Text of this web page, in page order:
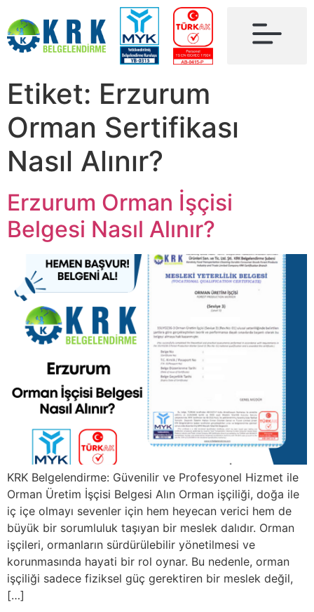
Etiket: Erzurum
Orman Sertifikası
Nasıl Alınır?
Erzurum Orman İşçisi
Belgesi Nasıl Alınır?
KRK Belgelendirme: Güvenilir ve Profesyonel Hizmet ile
Orman Üretim İşçisi Belgesi Alın Orman işçiliği, doğa ile
iç içe olmayı sevenler için hem heyecan verici hem de
büyük bir sorumluluk taşıyan bir meslek dalıdır. Orman
işçileri, ormanların sürdürülebilir yönetilmesi ve
korunmasında hayati bir rol oynar. Bu nedenle, orman
işçiliği sadece fiziksel güç gerektiren bir meslek değil,
[…]